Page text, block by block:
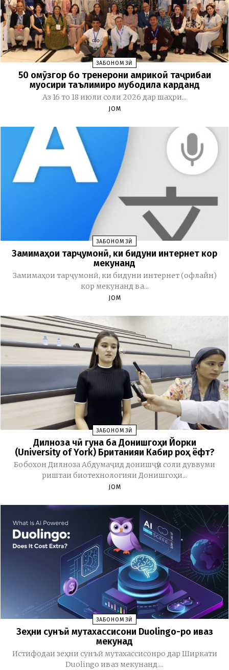
ЗАБОНОМӮЗӢ
50 омӯзгор бо тренерони амрикоӣ таҷрибаи
муосири таълимиро мубодила карданд
Аз 16 то 18 июли соли 2026 дар шаҳри...
JOM
ЗАБОНОМӮЗӢ
Замимаҳои тарҷумонӣ, ки бидуни интернет кор
мекунанд
Замимаҳои тарҷумонӣ, ки бидуни интернет (офлайн)
кор мекунанд ва...
JOM
ЗАБОНОМӮЗӢ
Дилноза чӣ гуна ба Донишгоҳи Йорки
(University of York) Британияи Кабир роҳ ёфт?
Бобохон Дилноза Абдумаҷид донишҷӯи соли дуввуми
риштаи биотехнологияи Донишгоҳи...
JOM
ЗАБОНОМӮЗӢ
Зеҳни сунъӣ мутахассисони Duolingo-ро иваз
мекунад
Истифодаи зеҳни сунъӣ мутахассисонро дар Ширкати
Duolingo иваз мекунанд....